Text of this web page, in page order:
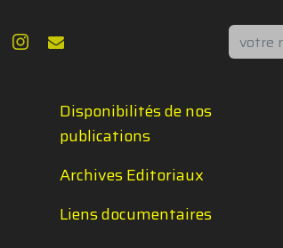
Rechercher
Disponibilités de nos
publications
Archives Editoriaux
Liens documentaires